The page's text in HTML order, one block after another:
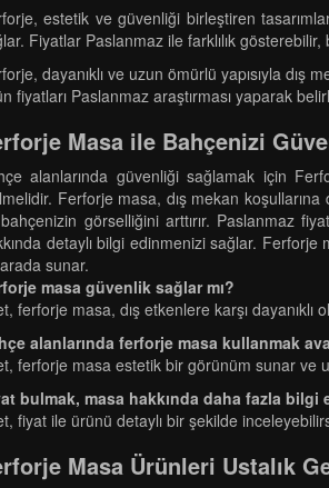
estetik ve güvenliği birleştiren
Fiyatlar Paslanmaz ile farklılık
dayanıklı ve uzun ömürlü yapısıyla dış
fiyatları Paslanmaz araştırması yaparak
Masa ile Bahçenizi
alanlarında güvenliği sağlamak için
Ferforje masa, dış mekan
görselliğini arttırır. Paslanmaz
detaylı bilgi edinmenizi sağlar. Ferforje
sunar.
masa güvenlik sağlar mı?
ferforje masa, dış etkenlere karşı
alanlarında ferforje masa kullanmak
ferforje masa estetik bir görünüm sunar ve
bulmak, masa hakkında daha fazla bilgi
fiyat ile ürünü detaylı bir şekilde
Masa Ürünleri Ustalık